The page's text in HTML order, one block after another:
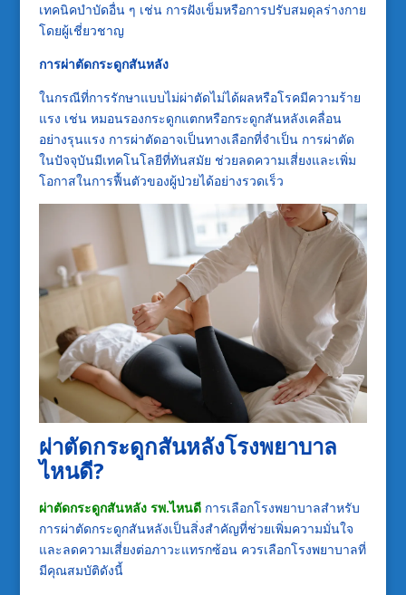
เทคนิคบำบัดอื่น ๆ เช่น การฝังเข็มหรือการปรับสมดุลร่างกาย
โดยผู้เชี่ยวชาญ
การผ่าตัดกระดูกสันหลัง
ในกรณีที่การรักษาแบบไม่ผ่าตัดไม่ได้ผลหรือโรคมีความร้าย
แรง เช่น หมอนรองกระดูกแตกหรือกระดูกสันหลังเคลื่อน
อย่างรุนแรง การผ่าตัดอาจเป็นทางเลือกที่จำเป็น การผ่าตัด
ในปัจจุบันมีเทคโนโลยีที่ทันสมัย ช่วยลดความเสี่ยงและเพิ่ม
โอกาสในการฟื้นตัวของผู้ป่วยได้อย่างรวดเร็ว
ผ่าตัดกระดูกสันหลังโรงพยาบาล
ไหนดี?
ผ่าตัดกระดูกสันหลัง รพ.ไหนดีการเลือกโรงพยาบาลสำหรับ
การผ่าตัดกระดูกสันหลังเป็นสิ่งสำคัญที่ช่วยเพิ่มความมั่นใจ
และลดความเสี่ยงต่อภาวะแทรกซ้อน ควรเลือกโรงพยาบาลที่
มีคุณสมบัติดังนี้